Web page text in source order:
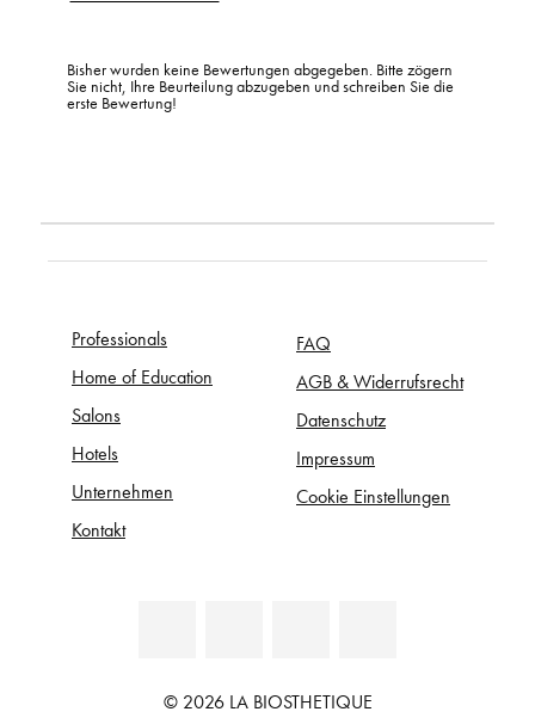
Bisher wurden keine Bewertungen abgegeben. Bitte zögern
Sie nicht, Ihre Beurteilung abzugeben und schreiben Sie die
erste Bewertung!
Professionals
Home of Education
Salons
Hotels
Unternehmen
Kontakt
FAQ
AGB & Widerrufsrecht
Datenschutz
Impressum
Cookie Einstellungen
© 2026 LA BIOSTHETIQUE